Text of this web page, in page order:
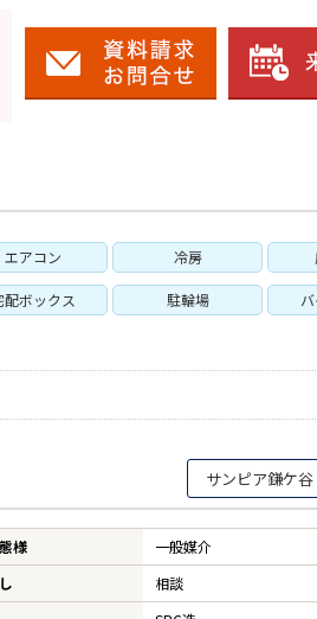
エアコン 冷房
配ボックス 駐輪場
サンピア鎌ケ谷
様
一般媒介
相談